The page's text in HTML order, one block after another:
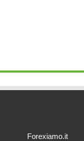
Forexiamo.it